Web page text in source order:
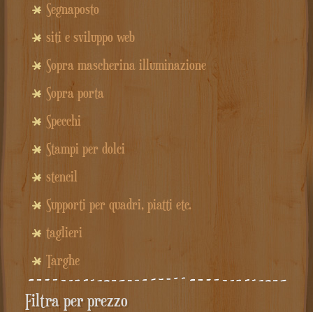
Segnaposto
siti e sviluppo web
Sopra mascherina illuminazione
Sopra porta
Specchi
Stampi per dolci
stencil
Supporti per quadri, piatti etc.
taglieri
Targhe
Filtra per prezzo